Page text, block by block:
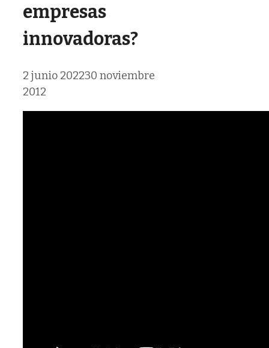
empresas
innovadoras?
2 junio 202230 noviembre
2012